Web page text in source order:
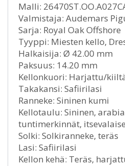
Malli:
Valmistaja: Audemars
Sarja: Royal Oak Offshore
Tyyppi: Miesten kello,
Halkaisija: Ø 42.00 mm
Paksuus: 14.20 mm
Kellonkuori: Harjattu/
Takakansi: Safiirilasi
Ranneke: Sininen kumi
Kellotaulu: Sininen,
tuntimerkinnät,
Solki: Solkiranneke, teräs
Lasi: Safiirilasi
Kellon kehä: Teräs,